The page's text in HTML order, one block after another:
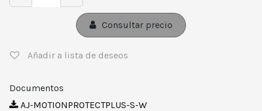
Consultar precio
Añadir a lista de deseos
Documentos
AJ-MOTIONPROTECTPLUS-S-W